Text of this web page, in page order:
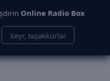
Online Radio Box
Xeyr, təşəkkürlər